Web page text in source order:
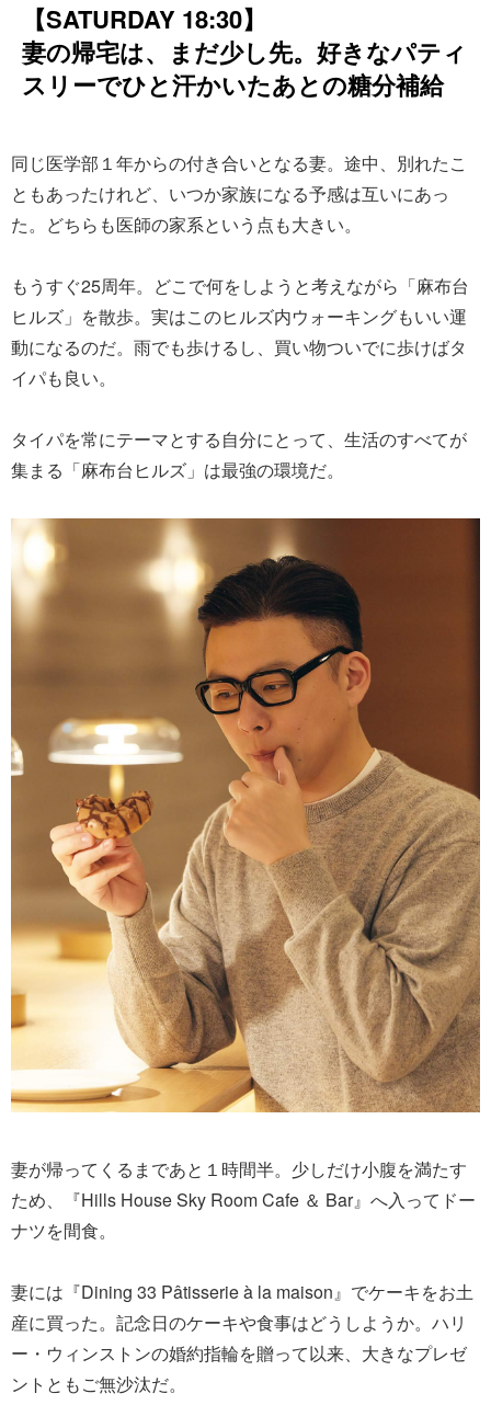
【SATURDAY 18:30】
妻の帰宅は、まだ少し先。好きなパティ
スリーでひと汗かいたあとの糖分補給
同じ医学部１年からの付き合いとなる妻。途中、別れたこ
ともあったけれど、いつか家族になる予感は互いにあっ
た。どちらも医師の家系という点も大きい。
もうすぐ25周年。どこで何をしようと考えながら「麻布台
ヒルズ」を散歩。実はこのヒルズ内ウォーキングもいい運
動になるのだ。雨でも歩けるし、買い物ついでに歩けばタ
イパも良い。
タイパを常にテーマとする自分にとって、生活のすべてが
集まる「麻布台ヒルズ」は最強の環境だ。
妻が帰ってくるまであと１時間半。少しだけ小腹を満たす
ため、『Hills House Sky Room Cafe ＆ Bar』へ入ってドー
ナツを間食。
妻には『Dining 33 Pâtisserie à la maison』でケーキをお土
産に買った。記念日のケーキや食事はどうしようか。ハリ
ー・ウィンストンの婚約指輪を贈って以来、大きなプレゼ
ントともご無沙汰だ。